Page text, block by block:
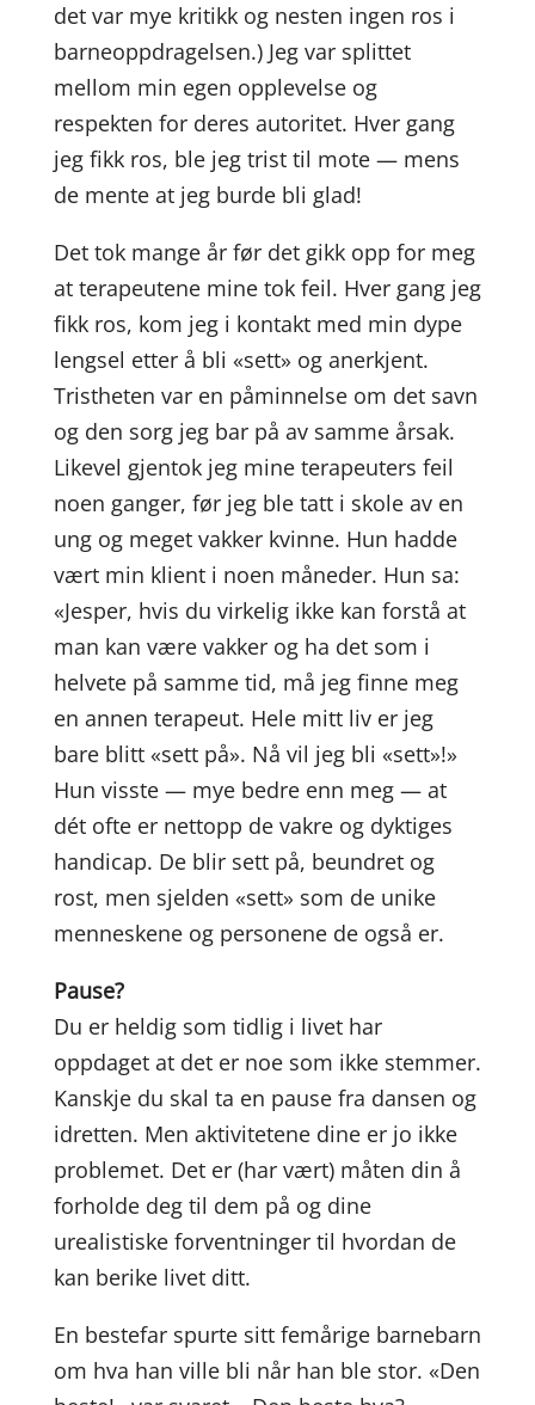
det var mye kritikk og nesten ingen ros i
barneoppdragelsen.) Jeg var splittet
mellom min egen opplevelse og
respekten for deres autoritet. Hver gang
jeg fikk ros, ble jeg trist til mote — mens
de mente at jeg burde bli glad!
Det tok mange år før det gikk opp for meg
at terapeutene mine tok feil. Hver gang jeg
fikk ros, kom jeg i kontakt med min dype
lengsel etter å bli «sett» og anerkjent.
Tristheten var en påminnelse om det savn
og den sorg jeg bar på av samme årsak.
Likevel gjentok jeg mine terapeuters feil
noen ganger, før jeg ble tatt i skole av en
ung og meget vakker kvinne. Hun hadde
vært min klient i noen måneder. Hun sa:
«Jesper, hvis du virkelig ikke kan forstå at
man kan være vakker og ha det som i
helvete på samme tid, må jeg finne meg
en annen terapeut. Hele mitt liv er jeg
bare blitt «sett på». Nå vil jeg bli «sett»!»
Hun visste — mye bedre enn meg — at
dét ofte er nettopp de vakre og dyktiges
handicap. De blir sett på, beundret og
rost, men sjelden «sett» som de unike
menneskene og personene de også er.
Pause?
Du er heldig som tidlig i livet har
oppdaget at det er noe som ikke stemmer.
Kanskje du skal ta en pause fra dansen og
idretten. Men aktivitetene dine er jo ikke
problemet. Det er (har vært) måten din å
forholde deg til dem på og dine
urealistiske forventninger til hvordan de
kan berike livet ditt.
En bestefar spurte sitt femårige barnebarn
om hva han ville bli når han ble stor. «Den